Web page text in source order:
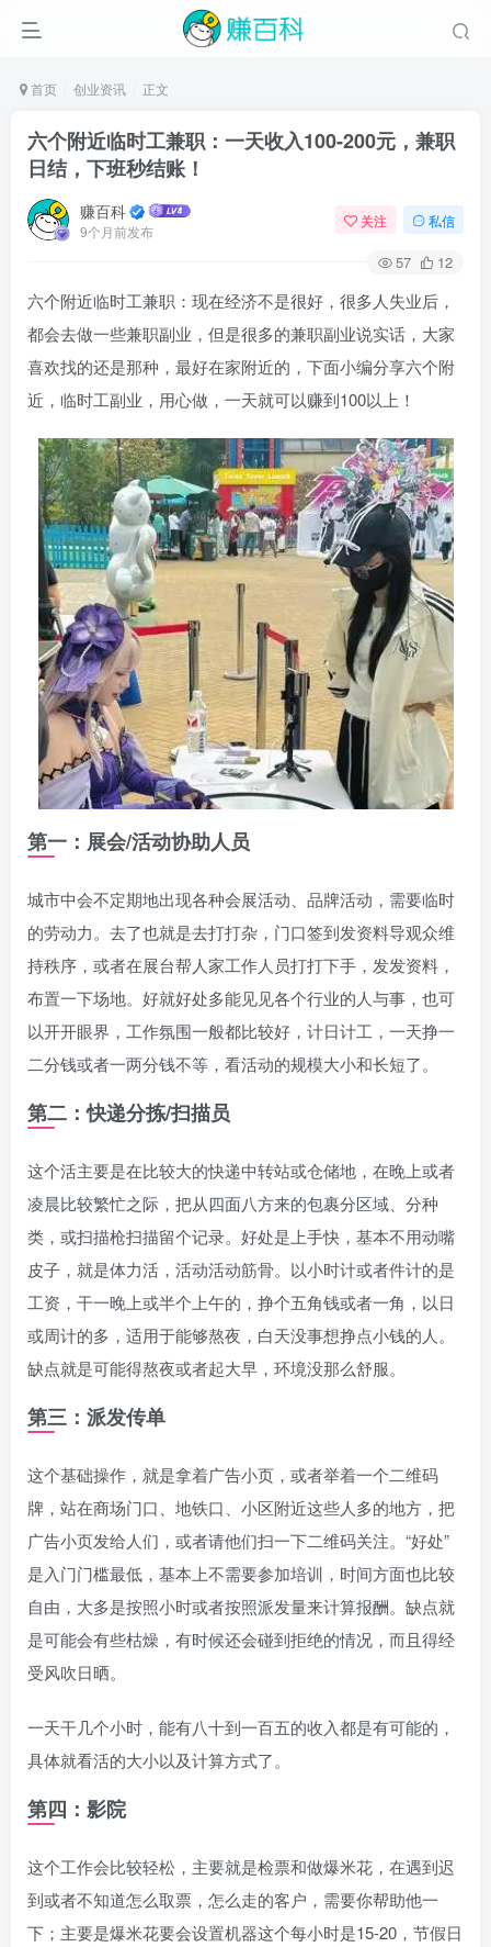
首页 创业资讯 正文
六个附近临时工兼职：一天收入100-200元，兼职
日结，下班秒结账！
赚百科
9个月前发布
关注 私信
57 12
六个附近临时工兼职：现在经济不是很好，很多人失业后，
都会去做一些兼职副业，但是很多的兼职副业说实话，大家
喜欢找的还是那种，最好在家附近的，下面小编分享六个附
近，临时工副业，用心做，一天就可以赚到100以上！
第一：展会/活动协助人员
城市中会不定期地出现各种会展活动、品牌活动，需要临时
的劳动力。去了也就是去打打杂，门口签到发资料导观众维
持秩序，或者在展台帮人家工作人员打打下手，发发资料，
布置一下场地。好就好处多能见见各个行业的人与事，也可
以开开眼界，工作氛围一般都比较好，计日计工，一天挣一
二分钱或者一两分钱不等，看活动的规模大小和长短了。
第二：快递分拣/扫描员
这个活主要是在比较大的快递中转站或仓储地，在晚上或者
凌晨比较繁忙之际，把从四面八方来的包裹分区域、分种
类，或扫描枪扫描留个记录。好处是上手快，基本不用动嘴
皮子，就是体力活，活动活动筋骨。以小时计或者件计的是
工资，干一晚上或半个上午的，挣个五角钱或者一角，以日
或周计的多，适用于能够熬夜，白天没事想挣点小钱的人。
缺点就是可能得熬夜或者起大早，环境没那么舒服。
第三：派发传单
这个基础操作，就是拿着广告小页，或者举着一个二维码
牌，站在商场门口、地铁口、小区附近这些人多的地方，把
广告小页发给人们，或者请他们扫一下二维码关注。“好处”
是入门门槛最低，基本上不需要参加培训，时间方面也比较
自由，大多是按照小时或者按照派发量来计算报酬。缺点就
是可能会有些枯燥，有时候还会碰到拒绝的情况，而且得经
受风吹日晒。
一天干几个小时，能有八十到一百五的收入都是有可能的，
具体就看活的大小以及计算方式了。
第四：影院
这个工作会比较轻松，主要就是检票和做爆米花，在遇到迟
到或者不知道怎么取票，怎么走的客户，需要你帮助他一
下；主要是爆米花要会设置机器这个每小时是15-20，节假日